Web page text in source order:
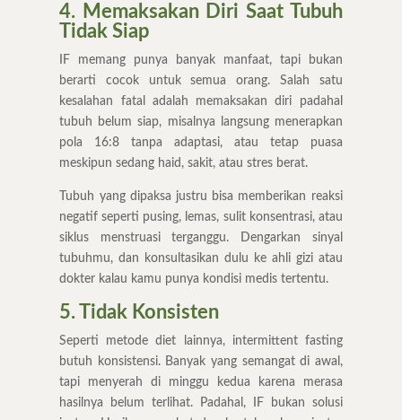
4. Memaksakan Diri Saat Tubuh
Tidak Siap
IF memang punya banyak manfaat, tapi bukan
berarti cocok untuk semua orang. Salah satu
kesalahan fatal adalah memaksakan diri padahal
tubuh belum siap, misalnya langsung menerapkan
pola 16:8 tanpa adaptasi, atau tetap puasa
meskipun sedang haid, sakit, atau stres berat.
Tubuh yang dipaksa justru bisa memberikan reaksi
negatif seperti pusing, lemas, sulit konsentrasi, atau
siklus menstruasi terganggu. Dengarkan sinyal
tubuhmu, dan konsultasikan dulu ke ahli gizi atau
dokter kalau kamu punya kondisi medis tertentu.
5. Tidak Konsisten
Seperti metode diet lainnya, intermittent fasting
butuh konsistensi. Banyak yang semangat di awal,
tapi menyerah di minggu kedua karena merasa
hasilnya belum terlihat. Padahal, IF bukan solusi